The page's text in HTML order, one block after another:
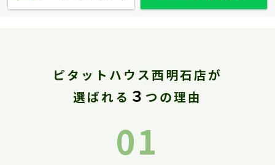
ピタットハウス西明石店が
選ばれる ３ つの理由
01